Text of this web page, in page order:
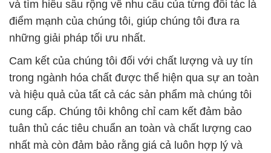
và tìm hiểu sâu rộng về nhu cầu của từng đối tác là
điểm mạnh của chúng tôi, giúp chúng tôi đưa ra
những giải pháp tối ưu nhất.
Cam kết của chúng tôi đối với chất lượng và uy tín
trong ngành hóa chất được thể hiện qua sự an toàn
và hiệu quả của tất cả các sản phẩm mà chúng tôi
cung cấp. Chúng tôi không chỉ cam kết đảm bảo
tuân thủ các tiêu chuẩn an toàn và chất lượng cao
nhất mà còn đảm bảo rằng giá cả luôn hợp lý và